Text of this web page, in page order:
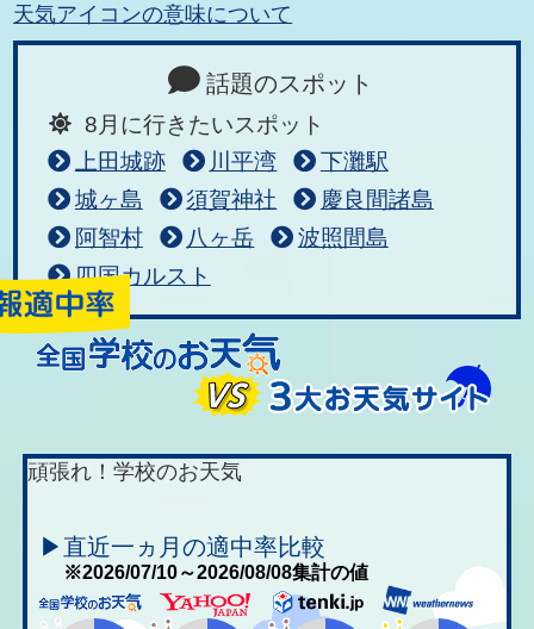
天気アイコンの意味について
話題のスポット
8月に行きたいスポット
上田城跡
川平湾
下灘駅
城ヶ島
須賀神社
慶良間諸島
阿智村
八ヶ岳
波照間島
四国カルスト
頑張れ！学校のお天気
▶直近一ヵ月の適中率比較
※2026/07/10～2026/08/08集計の値